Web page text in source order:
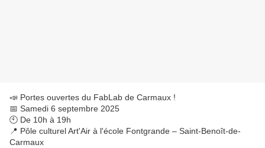
📣 Portes ouvertes du FabLab de Carmaux !
📅 Samedi 6 septembre 2025
🕙 De 10h à 19h
📍 Pôle culturel Art'Air à l'école Fontgrande – Saint-Benoît-de-
Carmaux